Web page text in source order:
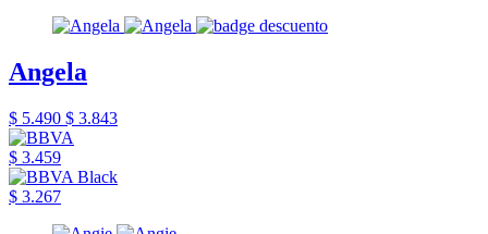
Angela
$ 5.490 $ 3.843
$ 3.459
$ 3.267